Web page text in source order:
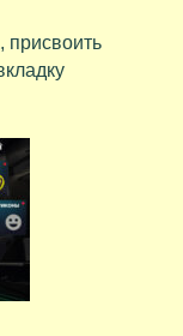
присвоить